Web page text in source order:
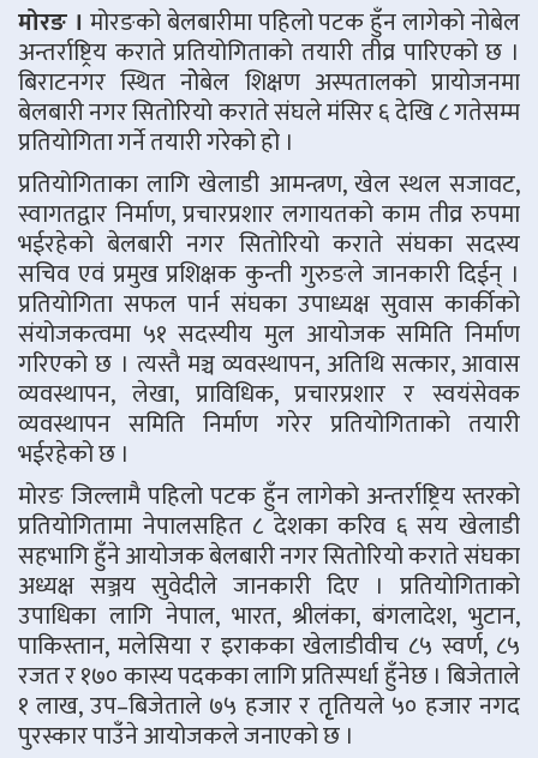
मोरङ । मोरङको बेलबारीमा पहिलो पटक हुँन लागेको नोबेल
अन्तर्राष्ट्रिय कराते प्रतियोगिताको तयारी तीव्र पारिएको छ ।
बिराटनगर स्थित नोेबेल शिक्षण अस्पतालको प्रायोजनमा
बेलबारी नगर सितोरियो कराते संघले मंसिर ६ देखि ८ गतेसम्म
प्रतियोगिता गर्ने तयारी गरेको हो ।
प्रतियोगिताका लागि खेलाडी आमन्त्रण, खेल स्थल सजावट,
स्वागतद्वार निर्माण, प्रचारप्रशार लगायतको काम तीव्र रुपमा
भईरहेको बेलबारी नगर सितोरियो कराते संघका सदस्य
सचिव एवं प्रमुख प्रशिक्षक कुन्ती गुरुङले जानकारी दिईन् ।
प्रतियोगिता सफल पार्न संघका उपाध्यक्ष सुवास कार्कीको
संयोजकत्वमा ५१ सदस्यीय मुल आयोजक समिति निर्माण
गरिएको छ । त्यस्तै मञ्च व्यवस्थापन, अतिथि सत्कार, आवास
व्यवस्थापन, लेखा, प्राविधिक, प्रचारप्रशार र स्वयंसेवक
व्यवस्थापन समिति निर्माण गरेर प्रतियोगिताको तयारी
भईरहेको छ ।
मोरङ जिल्लामै पहिलो पटक हुँन लागेको अन्तर्राष्ट्रिय स्तरको
प्रतियोगितामा नेपालसहित ८ देशका करिव ६ सय खेलाडी
सहभागि हुँने आयोजक बेलबारी नगर सितोरियो कराते संघका
अध्यक्ष सञ्जय सुवेदीले जानकारी दिए । प्रतियोगिताको
उपाधिका लागि नेपाल, भारत, श्रीलंका, बंगलादेश, भुटान,
पाकिस्तान, मलेसिया र इराकका खेलाडीवीच ८५ स्वर्ण, ८५
रजत र १७० कास्य पदकका लागि प्रतिस्पर्धा हुँनेछ । बिजेताले
१ लाख, उप–बिजेताले ७५ हजार र तृृतियले ५० हजार नगद
पुरस्कार पाउँने आयोजकले जनाएको छ ।